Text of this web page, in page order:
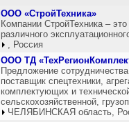
ООО «СтройТехника»
Компании СтройТехника –
различного
, Россия
ООО ТД
Предложение
поставщик спецтехники,
комплектующих и
сельскохозяйственной,
ЧЕЛЯБИНСКАЯ область,